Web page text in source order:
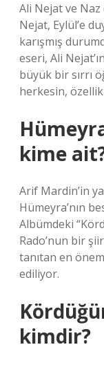
Ali Nejat ve Naz
Nejat, Eylül’e
karışmış
eseri, Ali
büyük bir sırrı
herkesin,
kime
Arif Mardin’in
Hümeyra’nın
Albümdeki
Rado’nun bir
tanıtan en
ediliyor.
kimdir?